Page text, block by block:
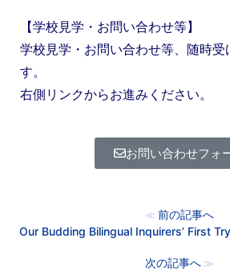
【学校見学・お問い合わせ等】
学校見学・お問い合わせ等、随時受
す。
右側リンクからお進みください。
お問い合わせフォ
≪ 前の記事へ
Our Budding Bilingual Inquirers’ First
次の記事へ ≫